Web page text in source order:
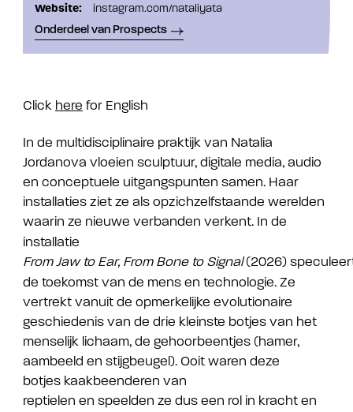
Website:
instagram.com/nataliyata
Onderdeel van Prospects
Click here for English
In de multidisciplinaire praktijk van Natalia
Jordanova vloeien sculptuur, digitale media, audio
en conceptuele uitgangspunten samen. Haar
installaties ziet ze als opzichzelfstaande werelden
waarin ze nieuwe verbanden verkent. In de
installatie
From Jaw to Ear, From Bone to Signal(2026)
de toekomst van de mens en technologie. Ze
vertrekt vanuit de opmerkelijke evolutionaire
geschiedenis van de drie kleinste botjes van het
menselijk lichaam, de gehoorbeentjes (hamer,
aambeeld en stijgbeugel). Ooit waren deze
botjes kaakbeenderen van
reptielen en speelden ze dus een rol in kracht en